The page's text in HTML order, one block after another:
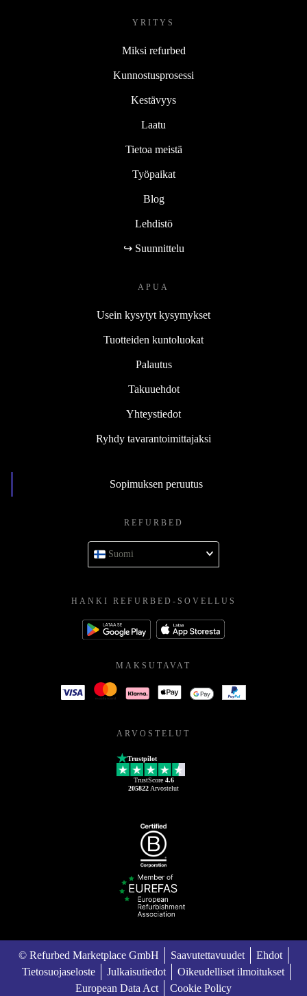
YRITYS
Miksi refurbed
Kunnostusprosessi
Kestävyys
Laatu
Tietoa meistä
Työpaikat
Blog
Lehdistö
↪ Suunnittelu
APUA
Usein kysytyt kysymykset
Tuotteiden kuntoluokat
Palautus
Takuuehdot
Yhteystiedot
Ryhdy tavarantoimittajaksi
Sopimuksen peruutus
REFURBED
Suomi
HANKI REFURBED-SOVELLUS
MAKSUTAVAT
ARVOSTELUT
Trustpilot
TrustScore 4.6
205822 Arvostelut
© Refurbed Marketplace GmbH Saavutettavuudet
Ehdot
Tietosuojaseloste
Julkaisutiedot
Oikeudelliset ilmoitukset
European Data Act
Cookie Policy